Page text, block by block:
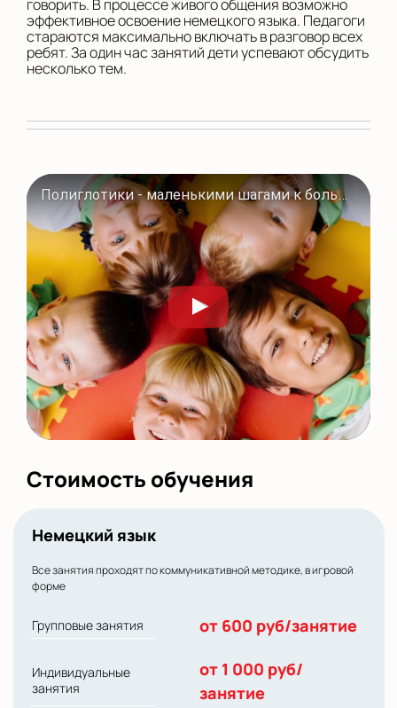
говорить. В процессе живого общения возможно
эффективное освоение немецкого языка. Педагоги
стараются максимально включать в разговор всех
ребят. За один час занятий дети успевают обсудить
несколько тем.
Полиглотики - маленькими шагами к большому успеху! #Полиглотики
Стоимость обучения
Немецкий язык
Все занятия проходят по коммуникативной методике, в игровой
форме
Групповые занятия от 600 руб/занятие
Индивидуальные
занятия
от 1 000 руб/
занятие